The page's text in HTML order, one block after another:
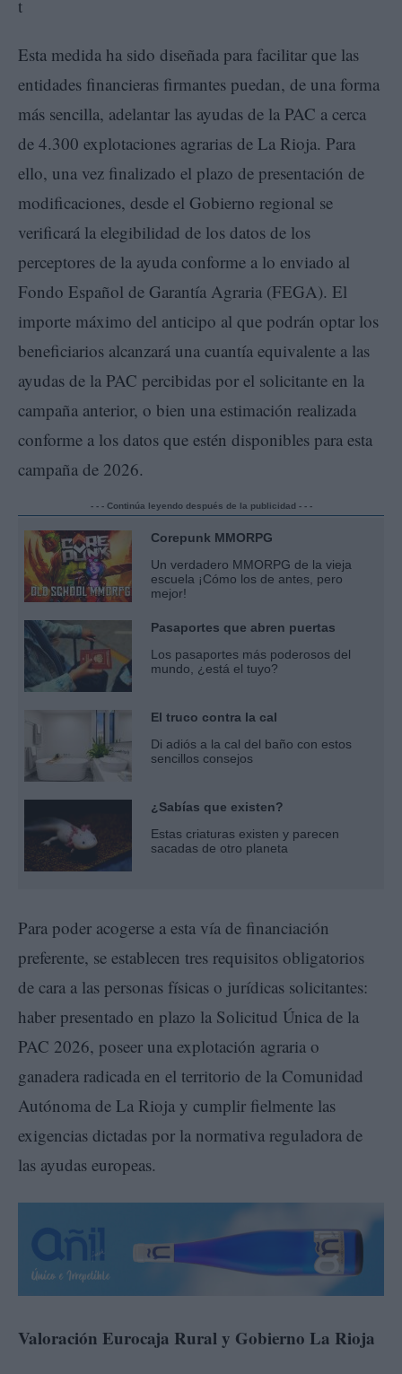
Esta medida ha sido diseñada para facilitar que las
entidades financieras firmantes puedan, de una forma
más sencilla, adelantar las ayudas de la PAC a cerca
de 4.300 explotaciones agrarias de La Rioja. Para
ello, una vez finalizado el plazo de presentación de
modificaciones, desde el Gobierno regional se
verificará la elegibilidad de los datos de los
perceptores de la ayuda conforme a lo enviado al
Fondo Español de Garantía Agraria (FEGA). El
importe máximo del anticipo al que podrán optar los
beneficiarios alcanzará una cuantía equivalente a las
ayudas de la PAC percibidas por el solicitante en la
campaña anterior, o bien una estimación realizada
conforme a los datos que estén disponibles para esta
campaña de 2026.
- - - Continúa leyendo después de la publicidad - - -
Corepunk MMORPG
Un verdadero MMORPG de la vieja
escuela ¡Cómo los de antes, pero
mejor!
Pasaportes que abren puertas
Los pasaportes más poderosos del
mundo, ¿está el tuyo?
El truco contra la cal
Di adiós a la cal del baño con estos
sencillos consejos
¿Sabías que existen?
Estas criaturas existen y parecen
sacadas de otro planeta
Para poder acogerse a esta vía de financiación
preferente, se establecen tres requisitos obligatorios
de cara a las personas físicas o jurídicas solicitantes:
haber presentado en plazo la Solicitud Única de la
PAC 2026, poseer una explotación agraria o
ganadera radicada en el territorio de la Comunidad
Autónoma de La Rioja y cumplir fielmente las
exigencias dictadas por la normativa reguladora de
las ayudas europeas.
Valoración Eurocaja Rural y Gobierno La Rioja